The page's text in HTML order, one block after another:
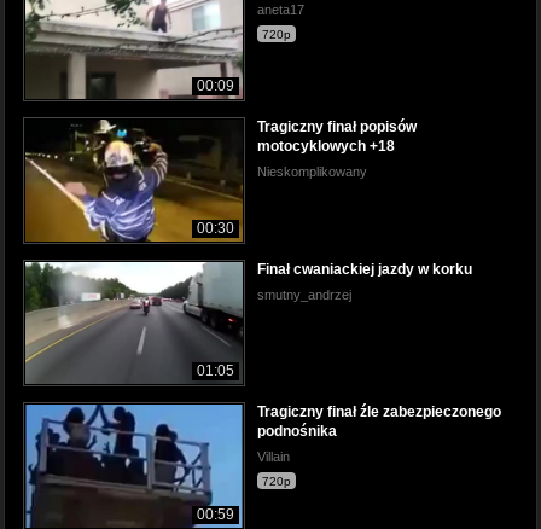
00:09
aneta17
720p
00:30
Tragiczny finał popisów
motocyklowych +18
Nieskomplikowany
01:05
Finał cwaniackiej jazdy w korku
smutny_andrzej
00:59
Tragiczny finał źle zabezpieczonego
podnośnika
Villain
720p